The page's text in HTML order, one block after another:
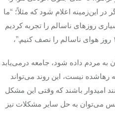
در این‌زمینه اعلام شود که مثلاً؛ “ما
بسیاری روزهای ناسالم را تجربه کردیم
به مردم داده شود، جامعه درمی‌یابد
نیست، این روند می‌تواند
امیدوار باشند که وقتی این مشکل
می‌توان به حل سایر مشکلات نیز